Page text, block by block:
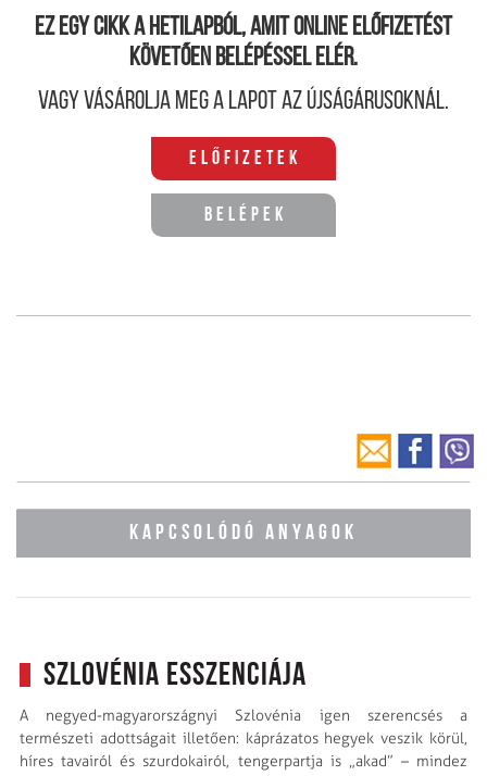
Ez egy cikk a hetilapból, amit online előfizetést
követően belépéssel elér.
Vagy vásárolja meg a lapot az újságárusoknál.
Előfizetek
Belépek
KAPCSOLÓDÓ ANYAGOK
Szlovénia esszenciája
A negyed-magyarországnyi Szlovénia igen szerencsés a
természeti adottságait illetően: káprázatos hegyek veszik körül,
híres tavairól és szurdokairól, tengerpartja is „akad” – mindez